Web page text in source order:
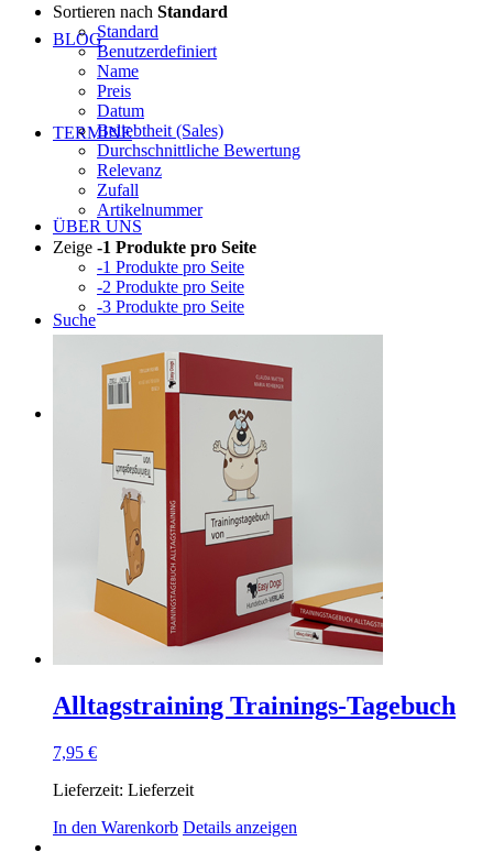
BLOG
TERMINE
ÜBER UNS
Suche
Menü
Sortieren nach Standard
Standard
Benutzerdefiniert
Name
Preis
Datum
Beliebtheit (Sales)
Durchschnittliche Bewertung
Relevanz
Zufall
Artikelnummer
Zeige -1 Produkte pro Seite
-1 Produkte pro Seite
-2 Produkte pro Seite
-3 Produkte pro Seite
Alltagstraining Trainings-Tagebuch
7,95 €
Lieferzeit: Lieferzeit
In den Warenkorb Details anzeigen